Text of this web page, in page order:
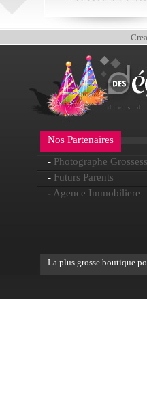
Nos Partenaires
- Photographe
- Futurs Parents
- Agence Immobiliere
La plus grosse boutique